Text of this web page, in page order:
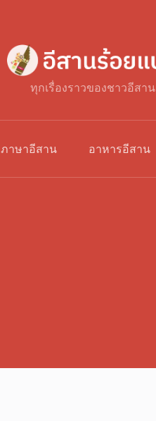
ทุกเรื่องราวของชาวอีสาน
ภาษาอีสาน อาหารอีสาน